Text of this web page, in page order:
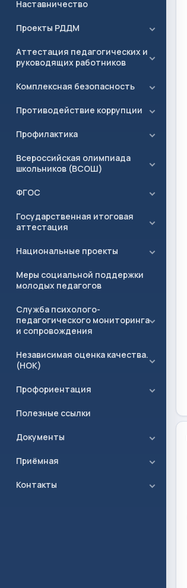
Наставничество
Проекты РДДМ
Аттестация педагогических и
руководящих работников
Комплексная безопасность
Противодействие коррупции
Профилактика
Всероссийская олимпиада
школьников (ВСОШ)
ФГОС
Государственная итоговая
аттестация
Национальные проекты
Меры социальной поддержки
молодых педагогов
Служба психолого-
педагогического мониторинга
и сопровождения
Независимая оценка качества.
(НОК)
Профориентация
Полезные ссылки
Документы
Приёмная
Контакты